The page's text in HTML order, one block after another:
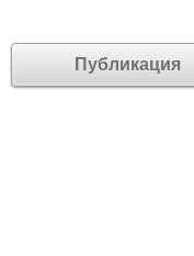
Публикация